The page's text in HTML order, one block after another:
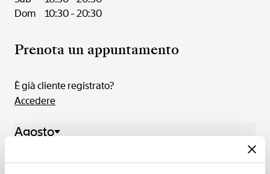
Dom
10:30 - 20:30
Prenota un appuntamento
È già cliente registrato?
Accedere
Agosto